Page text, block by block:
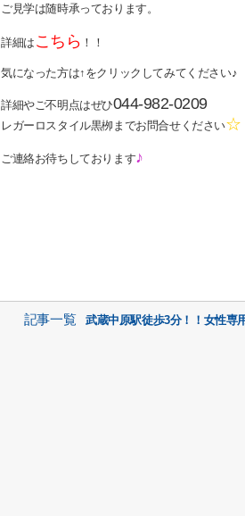
ご見学は随時承っております。
詳細は こちら ！！
気になった方は↑をクリックしてみてください♪
詳細やご不明点はぜひ044-982-0209
レガーロスタイル黒栁までお問合せください☆
ご連絡お待ちしております♪
記事一覧 武蔵中原駅徒歩3分！！女性